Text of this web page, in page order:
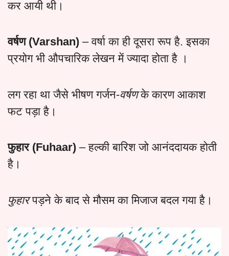
कर आयी थी।
वर्षण (Varshan) – वर्षा का ही दूसरा रूप है. इसका
प्रयोग भी औपचारिक लेखन में ज्यादा होता है ।
लग रहा था जैसे भीषण गर्जन-वर्षणके कारण आकाश
फट पड़ा है।
फुहार (Fuhaar) – हल्की बारिश जो आनंददायक होती
है।
फुहारपड़ने के बाद से मौसम का मिजाज बदल गया है।